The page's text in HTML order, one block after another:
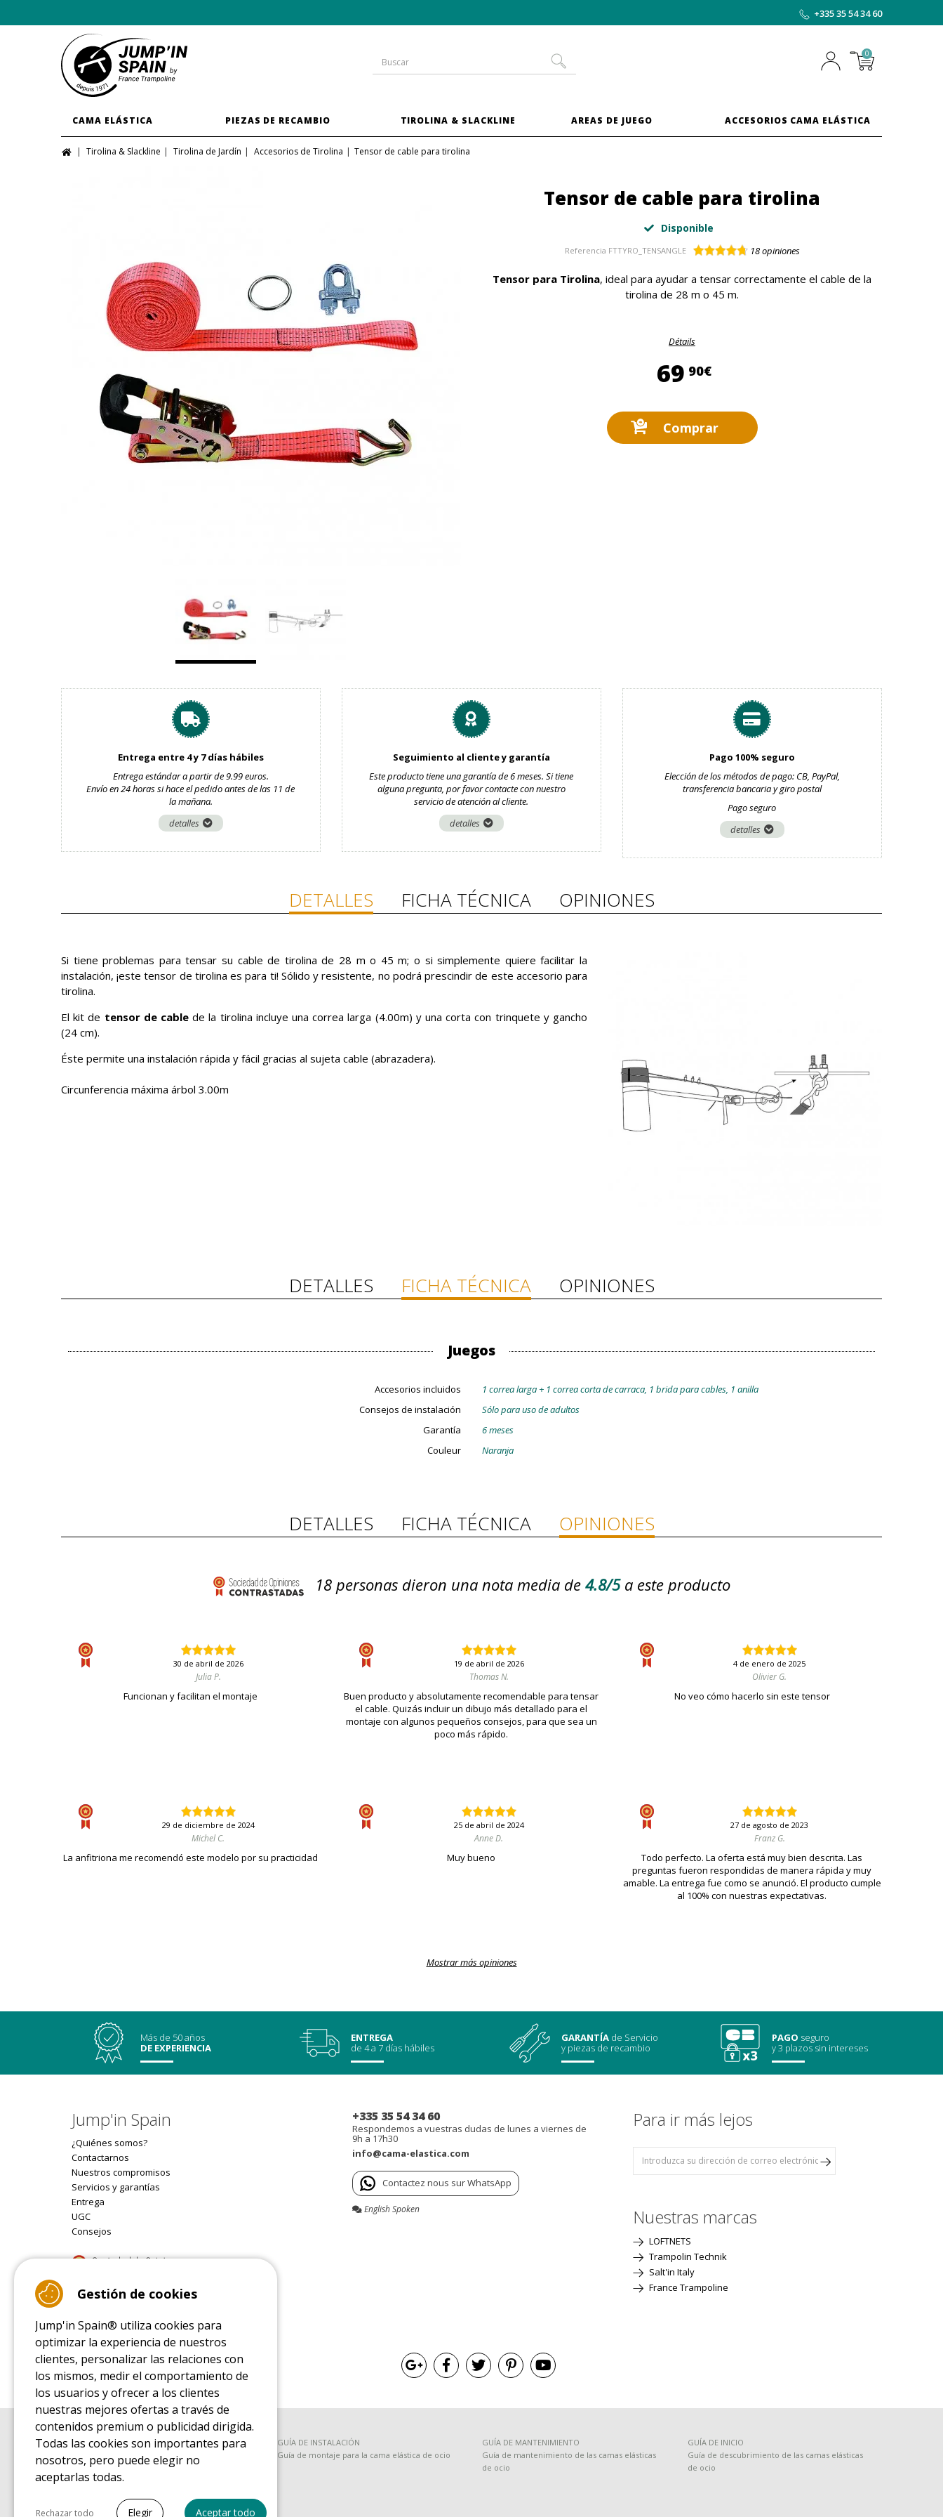
+335 35 54 34 60
0
CAMA ELÁSTICA PIEZAS DE RECAMBIO TIROLINA & SLACKLINE AREAS DE JUEGO ACCESORIOS CAMA ELÁSTICA
Tirolina & Slackline Tirolina de Jardín Accesorios de Tirolina Tensor de cable para tirolina
Tensor de cable para tirolina
Disponible
Referencia FTTYRO_TENSANGLE 18opiniones
Tensor para Tirolina, ideal para ayudar a tensar correctamente el cable de la
tirolina de 28 m o 45 m.
Détails
69 90€69,90 €
Comprar
Entrega entre 4 y 7 días hábiles
Entrega estándar a partir de 9.99 euros.
Envío en 24 horas si hace el pedido antes de las 11 de
la mañana.
detalles
Seguimiento al cliente y garantía
Este producto tiene una garantía de 6 meses. Si tiene
alguna pregunta, por favor contacte con nuestro
servicio de atención al cliente.
detalles
Pago 100% seguro
Elección de los métodos de pago: CB, PayPal,
transferencia bancaria y giro postal
Pago seguro
detalles
DETALLES FICHA TÉCNICA OPINIONES
Si tiene problemas para tensar su cable de tirolina de 28 m o 45 m; o si simplemente quiere facilitar la
instalación, ¡este tensor de tirolina es para ti! Sólido y resistente, no podrá prescindir de este accesorio para
tirolina.
El kit de tensor de cable de la tirolina incluye una correa larga (4.00m) y una corta con trinquete y gancho
(24 cm).
Éste permite una instalación rápida y fácil gracias al sujeta cable (abrazadera).
Circunferencia máxima árbol 3.00m
DETALLES FICHA TÉCNICA OPINIONES
Juegos
Accesorios incluidos
1 correa larga + 1 correa corta de carraca, 1 brida para cables, 1 anilla
Consejos de instalación
Sólo para uso de adultos
Garantía
6 meses
Couleur
Naranja
DETALLES FICHA TÉCNICA OPINIONES
18personas dieron una nota media de4.8/5 a este producto
30 de abril de 2026
Julia P.
Funcionan y facilitan el montaje
19 de abril de 2026
Thomas N.
Buen producto y absolutamente recomendable para tensar
el cable. Quizás incluir un dibujo más detallado para el
montaje con algunos pequeños consejos, para que sea un
poco más rápido.
4 de enero de 2025
Olivier G.
No veo cómo hacerlo sin este tensor
29 de diciembre de 2024
Michel C.
La anfitriona me recomendó este modelo por su practicidad
25 de abril de 2024
Anne D.
Muy bueno
27 de agosto de 2023
Franz G.
Todo perfecto. La oferta está muy bien descrita. Las
preguntas fueron respondidas de manera rápida y muy
amable. La entrega fue como se anunció. El producto cumple
al 100% con nuestras expectativas.
Mostrar más opiniones
Más de 50 años
DE EXPERIENCIA
ENTREGA
de 4 a 7 días hábiles
GARANTÍA de Servicio
y piezas de recambio
PAGO seguro
y 3 plazos sin intereses
Jump'in Spain
¿Quiénes somos?
Contactarnos
Nuestros compromisos
Servicios y garantías
Entrega
UGC
Consejos
9.4/10 (22077 reviews)
Read customer reviews
+335 35 54 34 60
Respondemos a vuestras dudas de lunes a viernes de
9h a 17h30
info@cama-elastica.com
Contactez nous sur WhatsApp
English Spoken
Para ir más lejos
Nuestras marcas
LOFTNETS
Trampolin Technik
Salt'in Italy
France Trampoline
GUÍA DE COMPRA
Guía de compra para las camas elásticas de ocio
GUÍA DE INSTALACIÓN
Guía de montaje para la cama elástica de ocio
GUÍA DE MANTENIMIENTO
Guía de mantenimiento de las camas elásticas
de ocio
GUÍA DE INICIO
Guía de descubrimiento de las camas elásticas
de ocio
Guía de compra para las piezas de recambio
Gestión de cookies
Jump'in Spain® utiliza cookies para
optimizar la experiencia de nuestros
clientes, personalizar las relaciones con
los mismos, medir el comportamiento de
los usuarios y ofrecer a los clientes
nuestras mejores ofertas a través de
contenidos premium o publicidad dirigida.
Todas las cookies son importantes para
nosotros, pero puede elegir no
aceptarlas todas.
Seleccionar todo
Rechazar todo Elegir Aceptar todo